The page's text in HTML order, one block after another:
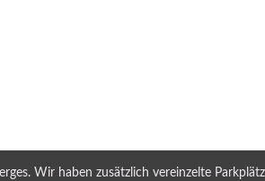
Wir haben zusätzlich vereinzelte